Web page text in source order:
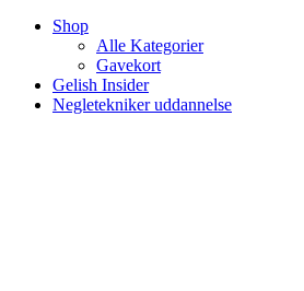
Shop
Alle Kategorier
Gavekort
Gelish Insider
Negletekniker uddannelse